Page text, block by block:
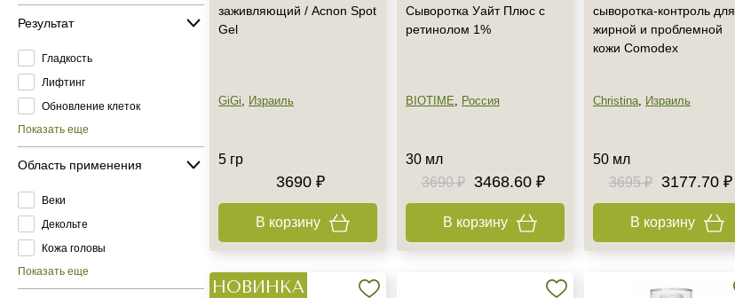
Результат
Гладкость
Лифтинг
Обновление клеток
Показать еще
Область применения
Веки
Декольте
Кожа головы
Показать еще
заживляющий / Acnon Spot
Gel
GiGi, Израиль
5 гр
3690 ₽
В корзину
Сыворотка Уайт Плюс с
ретинолом 1%
BIOTIME, Россия
30 мл
3690 ₽
3468.60 ₽
В корзину
сыворотка-контроль для
жирной и проблемной
кожи Comodex
Christina, Израиль
50 мл
3695 ₽
3177.70 ₽
В корзину
НОВИНКА